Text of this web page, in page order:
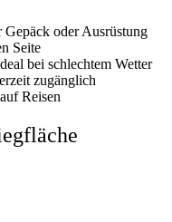
oder Ausrüstung
Seite
bei schlechtem Wetter
zugänglich
Reisen